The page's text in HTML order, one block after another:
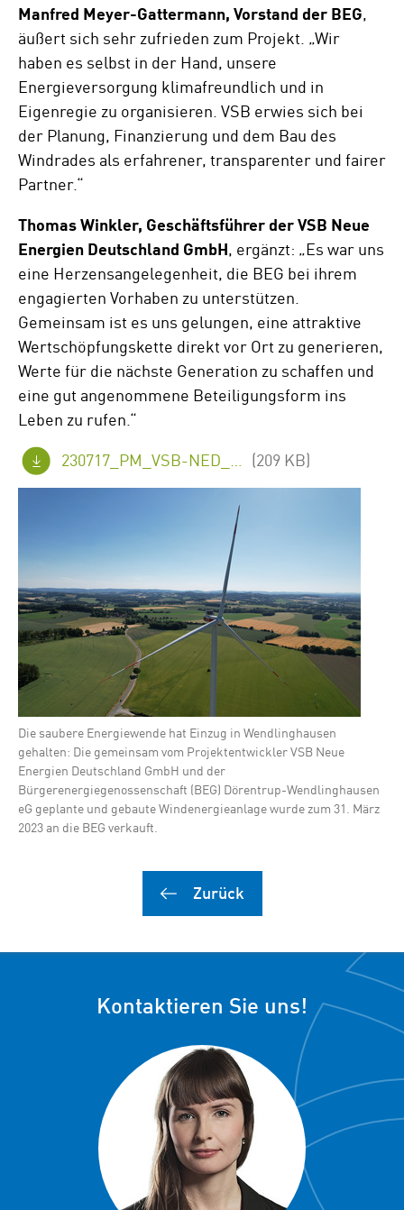
Manfred Meyer-Gattermann, Vorstand der BEG,
äußert sich sehr zufrieden zum Projekt. „Wir
haben es selbst in der Hand, unsere
Energieversorgung klimafreundlich und in
Eigenregie zu organisieren. VSB erwies sich bei
der Planung, Finanzierung und dem Bau des
Windrades als erfahrener, transparenter und fairer
Partner.“
Thomas Winkler, Geschäftsführer der VSB Neue
Energien Deutschland GmbH, ergänzt: „Es war uns
eine Herzensangelegenheit, die BEG bei ihrem
engagierten Vorhaben zu unterstützen.
Gemeinsam ist es uns gelungen, eine attraktive
Wertschöpfungskette direkt vor Ort zu generieren,
Werte für die nächste Generation zu schaffen und
eine gut angenommene Beteiligungsform ins
Leben zu rufen.“
(209 KB)
Die saubere Energiewende hat Einzug in Wendlinghausen
gehalten: Die gemeinsam vom Projektentwickler VSB Neue
Energien Deutschland GmbH und der
Bürgerenergiegenossenschaft (BEG) Dörentrup-Wendlinghausen
eG geplante und gebaute Windenergieanlage wurde zum 31. März
2023 an die BEG verkauft.
Zurück
Kontaktieren Sie uns!